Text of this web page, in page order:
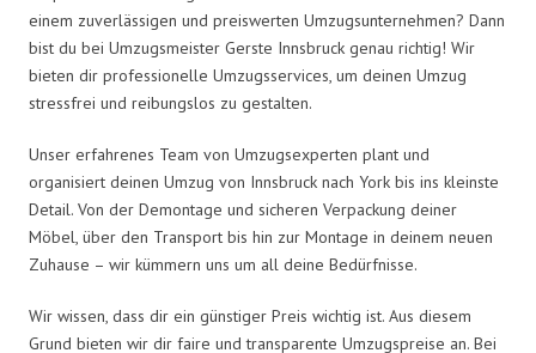
einem zuverlässigen und preiswerten Umzugsunternehmen? Dann
bist du bei Umzugsmeister Gerste Innsbruck genau richtig! Wir
bieten dir professionelle Umzugsservices, um deinen Umzug
stressfrei und reibungslos zu gestalten.
Unser erfahrenes Team von Umzugsexperten plant und
organisiert deinen Umzug von Innsbruck nach York bis ins kleinste
Detail. Von der Demontage und sicheren Verpackung deiner
Möbel, über den Transport bis hin zur Montage in deinem neuen
Zuhause – wir kümmern uns um all deine Bedürfnisse.
Wir wissen, dass dir ein günstiger Preis wichtig ist. Aus diesem
Grund bieten wir dir faire und transparente Umzugspreise an. Bei